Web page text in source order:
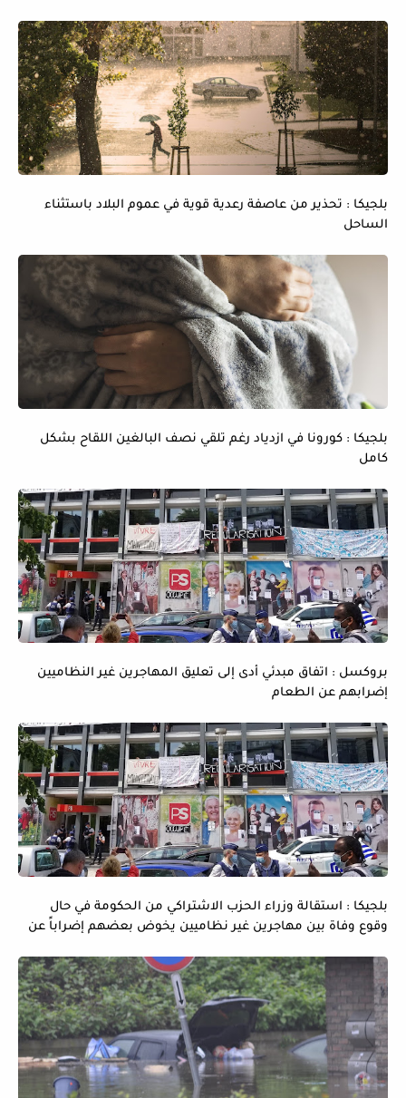
بلجيكا : تحذير من عاصفة رعدية قوية في عموم البلاد باستثناء
الساحل
بلجيكا : كورونا في ازدياد رغم تلقي نصف البالغين اللقاح بشكل
كامل
بروكسل : اتفاق مبدئي أدى إلى تعليق المهاجرين غير النظاميين
إضرابهم عن الطعام
بلجيكا : استقالة وزراء الحزب الاشتراكي من الحكومة في حال
وقوع وفاة بين مهاجرين غير نظاميين يخوض بعضهم إضراباً عن